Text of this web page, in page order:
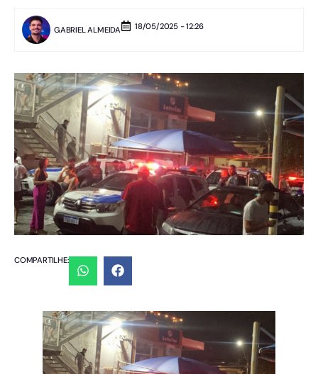
GABRIEL ALMEIDA 18/05/2025 - 12:26
COMPARTILHE: